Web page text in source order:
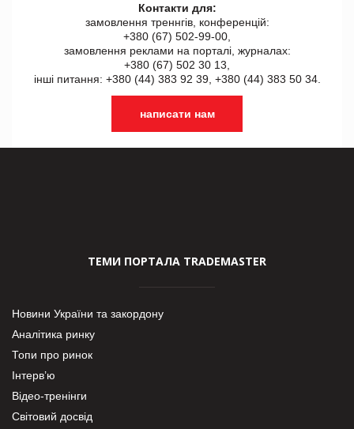
Контакти для:
замовлення треннгів, конференцій:
+380 (67) 502-99-00,
замовлення реклами на порталі, журналах:
+380 (67) 502 30 13,
інші питання: +380 (44) 383 92 39, +380 (44) 383 50 34.
написати нам
ТЕМИ ПОРТАЛА TRADEMASTER
Новини України та закордону
Аналітика ринку
Топи про ринок
Інтерв’ю
Відео-тренінги
Світовий досвід